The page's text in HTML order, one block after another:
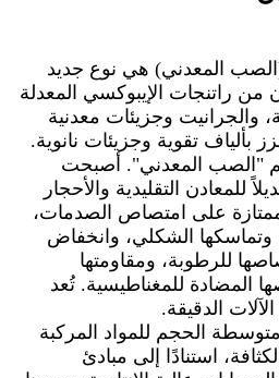
(الصب المعدني) هي نوع جديد
من راتنجات الإيبوكسي المعدلة
والجرانيت وجزيئات معدنية
بألياف تقوية وجزيئات نانوية.
"الصب المعدني". أصبحت
للمعادن التقليدية والأحجار
على امتصاص الصدمات،
وتماسكها الشكلي، وانخفاض
للرطوبة، ومقاومتها
المضادة للمغناطيسية. تُعد
الدقيقة.
الحجم للمواد المركبة
استنادًا إلى مبادئ